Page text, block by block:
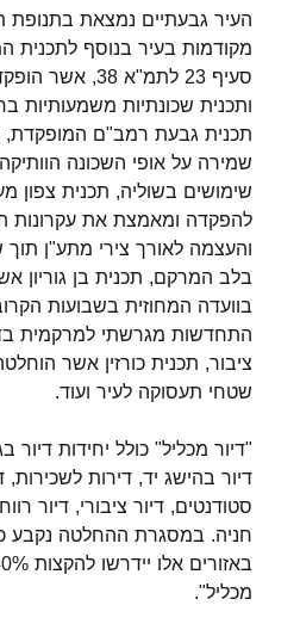
העיר גבעתיים נמצאת
מקודמות בעיר בנוסף לתכנית
סעיף 23 לתמ"א
ותכנית שכונתיות משמעותיות
תכנית גבעת רמב"ם
שמירה על אופי השכונה
שימושים בשוליה, תכנית
להפקדה ומאמצת את עקרונות
והעצמה לאורך צירי מתע"ן תוך
בלב המרקם, תכנית בן גוריון
בוועדה המחוזית בשבועות
התחדשות מגרשתי למרקמית
ציבור, תכנית כורזין אשר
שטחי תעסוקה לעיר ועוד.
דיור בהישג יד, דירות לשכירות,
סטודנטים, דיור ציבורי, דיור
חניה. במסגרת ההחלטה נקבע
מכליל".